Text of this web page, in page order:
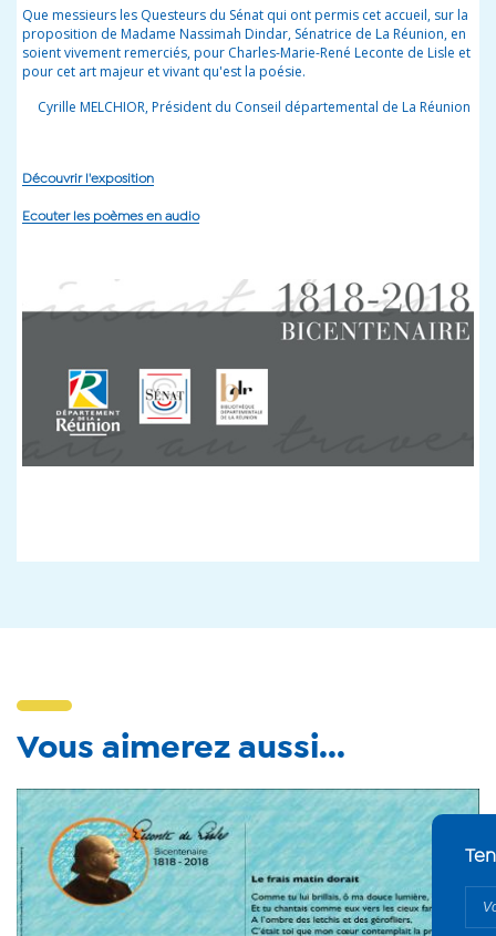
Que messieurs les Questeurs du Sénat qui ont permis cet accueil, sur la
proposition de Madame Nassimah Dindar, Sénatrice de La Réunion, en
soient vivement remerciés, pour Charles-Marie-René Leconte de Lisle et
pour cet art majeur et vivant qu'est la poésie.
Cyrille MELCHIOR, Président du Conseil départemental de La Réunion
Découvrir l'exposition
Ecouter les poèmes en audio
Vous aimerez aussi...